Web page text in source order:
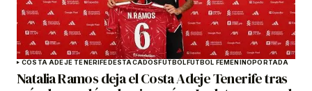
COSTA ADEJE TENERIFEDESTACADOSFÚTBOLFÚTBOL FEMENINOPORTADA
Natalia Ramos deja el Costa Adeje Tenerife tras